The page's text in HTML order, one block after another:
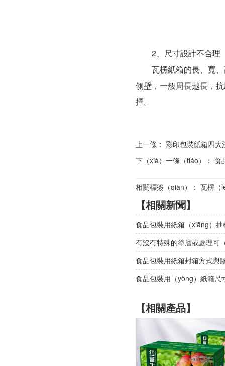
2、尺寸設計不合理
瓦楞紙箱的長、寬、
側壁，一般周長越長，
擇。
上一條： 彩印包裝紙箱四
下（xià）一條（tiáo）： 食
相關標簽（qiān）： 瓦楞
【相關新聞】
食品包裝用紙箱（xiāng）
有沒有特殊的塗層或處理可
食品包裝用紙箱封箱方式與
食品包裝用（yòng）紙箱
【相關產品】